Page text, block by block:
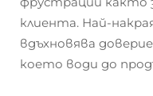
клиента. Най-
вдъхновява
което води до